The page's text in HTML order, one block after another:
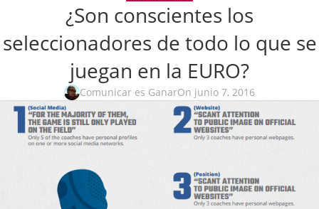
¿Son conscientes los
seleccionadores de todo lo que se
juegan en la EURO?
Comunicar es GanarOn junio 7, 2016